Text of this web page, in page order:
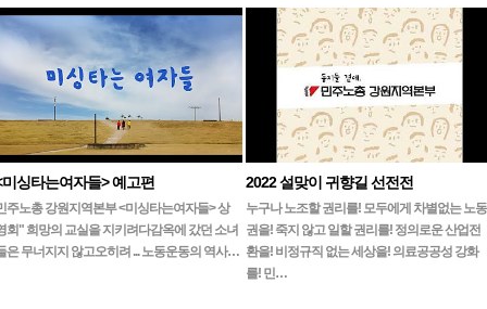
미싱타는여자들> 예고편
주노총 강원지역본부 <미싱타는여자들> 상
회" 희망의 교실을 지키려다감옥에 갔던 소녀
은 무너지지 않고오히려 ... 노동운동의 역사…
2022 설맞이 귀향길 선전전
누구나 노조할 권리를! 모두에게 차별없는 노동
권을! 죽지 않고 일할 권리를! 정의로운 산업전
환을! 비정규직 없는 세상을! 의료공공성 강화
를! 민…